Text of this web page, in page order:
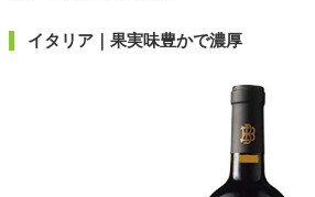
イタリア｜果実味豊かで濃厚